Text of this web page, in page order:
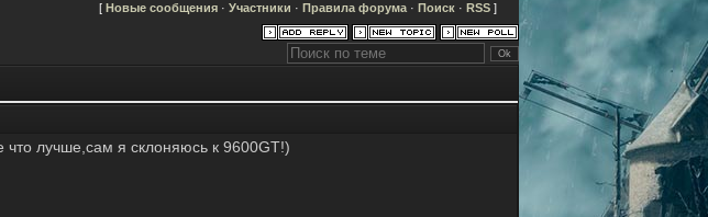
[ Новые сообщения · Участники · Правила форума · Поиск · RSS ]
лучше,сам я склоняюсь к 9600GT!)